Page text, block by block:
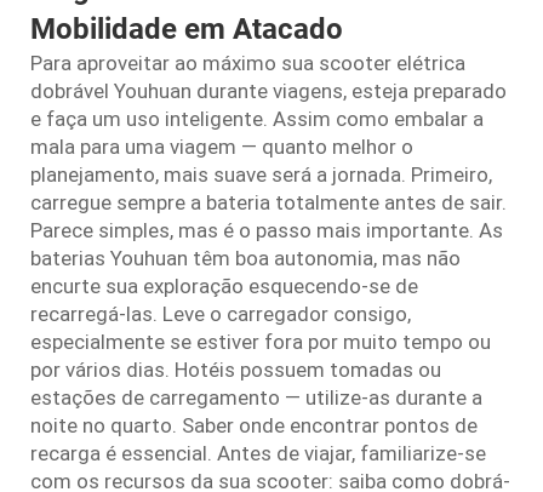
Mobilidade em Atacado
Para aproveitar ao máximo sua scooter elétrica
dobrável Youhuan durante viagens, esteja preparado
e faça um uso inteligente. Assim como embalar a
mala para uma viagem — quanto melhor o
planejamento, mais suave será a jornada. Primeiro,
carregue sempre a bateria totalmente antes de sair.
Parece simples, mas é o passo mais importante. As
baterias Youhuan têm boa autonomia, mas não
encurte sua exploração esquecendo-se de
recarregá-las. Leve o carregador consigo,
especialmente se estiver fora por muito tempo ou
por vários dias. Hotéis possuem tomadas ou
estações de carregamento — utilize-as durante a
noite no quarto. Saber onde encontrar pontos de
recarga é essencial. Antes de viajar, familiarize-se
com os recursos da sua scooter: saiba como dobrá-